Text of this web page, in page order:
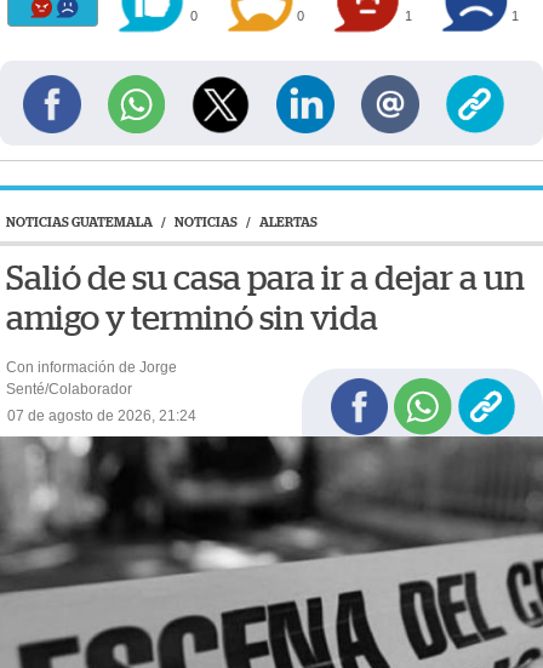
0 0 1 1
NOTICIAS GUATEMALA / NOTICIAS / ALERTAS
Salió de su casa para ir a dejar a un
amigo y terminó sin vida
Con información de Jorge
Senté/Colaborador
07 de agosto de 2026, 21:24